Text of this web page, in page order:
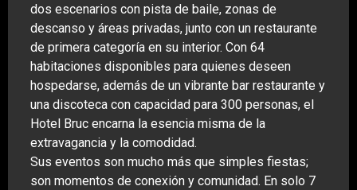
dos escenarios con pista de baile, zonas de
descanso y áreas privadas, junto con un restaurante
de primera categoría en su interior. Con 64
habitaciones disponibles para quienes deseen
hospedarse, además de un vibrante bar restaurante y
una discoteca con capacidad para 300 personas, el
Hotel Bruc encarna la esencia misma de la
extravagancia y la comodidad.
Sus eventos son mucho más que simples fiestas;
son momentos de conexión y comunidad. En solo 7